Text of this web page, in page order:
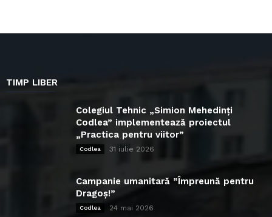
TIMP LIBER
Colegiul Tehnic „Simion Mehedinți
Codlea” implementează proiectul
„Practica pentru viitor”
Codlea 31 iulie 2026
Campanie umanitară ”Împreună pentru
Dragoș!”
Codlea 24 mai 2026